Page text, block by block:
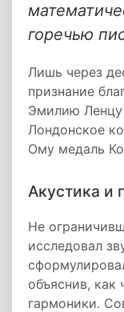
горечью
Лишь через
признание
Эмилию Ленцу
Лондонское
Ому медаль
Акустика и
Не
исследовал
объяснив, как
гармоники.